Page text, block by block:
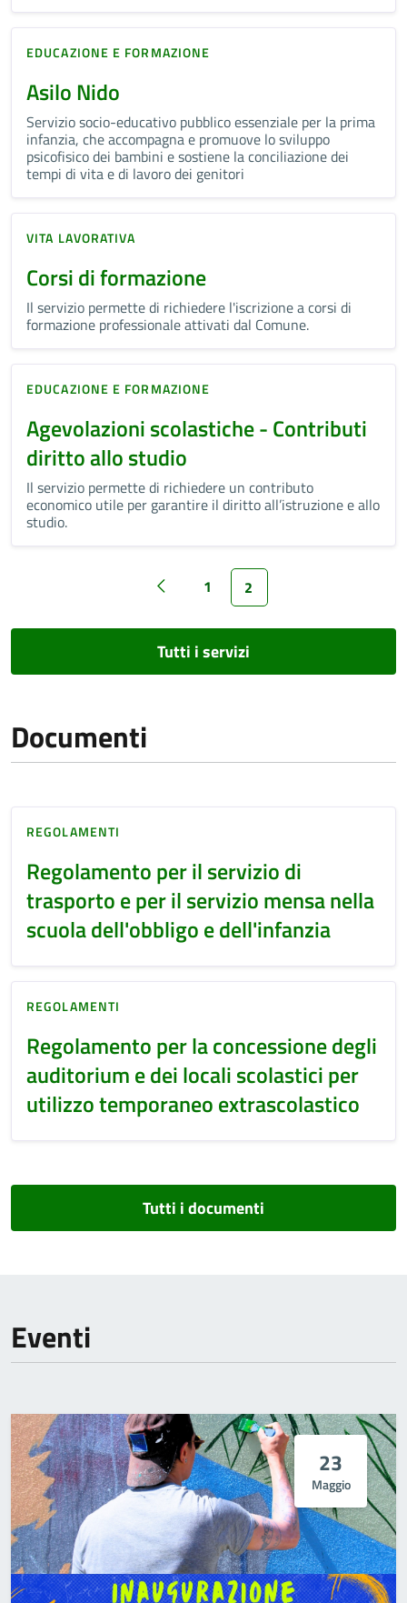
EDUCAZIONE E FORMAZIONE
Asilo Nido
Servizio socio-educativo pubblico essenziale per la prima
infanzia, che accompagna e promuove lo sviluppo
psicofisico dei bambini e sostiene la conciliazione dei
tempi di vita e di lavoro dei genitori
VITA LAVORATIVA
Corsi di formazione
Il servizio permette di richiedere l'iscrizione a corsi di
formazione professionale attivati dal Comune.
EDUCAZIONE E FORMAZIONE
Agevolazioni scolastiche - Contributi
diritto allo studio
Il servizio permette di richiedere un contributo
economico utile per garantire il diritto all’istruzione e allo
studio.
1 2
Tutti i servizi
Documenti
REGOLAMENTI
Regolamento per il servizio di
trasporto e per il servizio mensa nella
scuola dell'obbligo e dell'infanzia
REGOLAMENTI
Regolamento per la concessione degli
auditorium e dei locali scolastici per
utilizzo temporaneo extrascolastico
Tutti i documenti
Eventi
23
Maggio